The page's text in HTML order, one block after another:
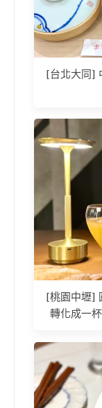
[台北大同]
[桃園中壢]
轉化成一